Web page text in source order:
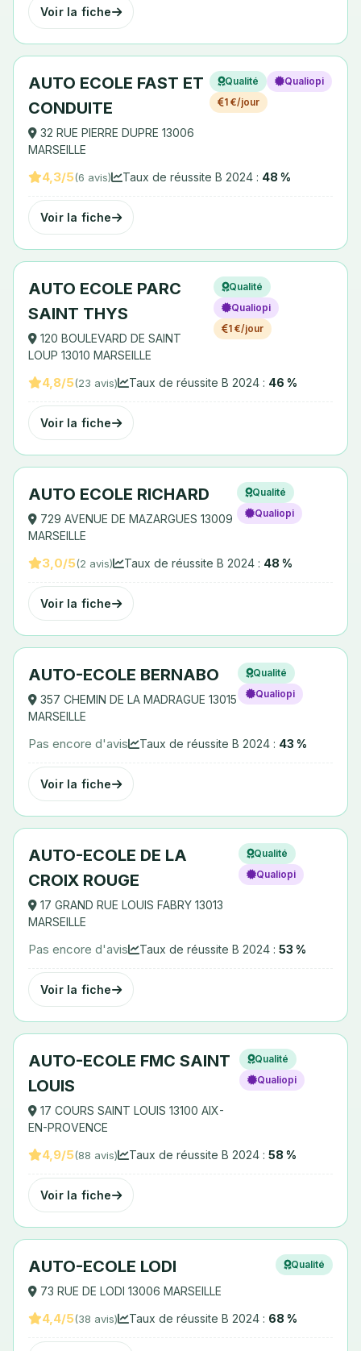
Voir la fiche
AUTO ECOLE FAST ET
CONDUITE
32 RUE PIERRE DUPRE 13006
MARSEILLE
Qualité
Qualiopi
1 €/jour
4,3/5(6 avis) Taux de réussite B 2024 : 48 %
Voir la fiche
AUTO ECOLE PARC
SAINT THYS
120 BOULEVARD DE SAINT
LOUP 13010 MARSEILLE
Qualité
Qualiopi
1 €/jour
4,8/5(23 avis) Taux de réussite B 2024 : 46 %
Voir la fiche
AUTO ECOLE RICHARD
729 AVENUE DE MAZARGUES 13009
MARSEILLE
Qualité
Qualiopi
3,0/5(2 avis) Taux de réussite B 2024 : 48 %
Voir la fiche
AUTO-ECOLE BERNABO
357 CHEMIN DE LA MADRAGUE 13015
MARSEILLE
Qualité
Qualiopi
Pas encore d'avis Taux de réussite B 2024 : 43 %
Voir la fiche
AUTO-ECOLE DE LA
CROIX ROUGE
17 GRAND RUE LOUIS FABRY 13013
MARSEILLE
Qualité
Qualiopi
Pas encore d'avis Taux de réussite B 2024 : 53 %
Voir la fiche
AUTO-ECOLE FMC SAINT
LOUIS
17 COURS SAINT LOUIS 13100 AIX-
EN-PROVENCE
Qualité
Qualiopi
4,9/5(88 avis) Taux de réussite B 2024 : 58 %
Voir la fiche
AUTO-ECOLE LODI
73 RUE DE LODI 13006 MARSEILLE
Qualité
4,4/5(38 avis) Taux de réussite B 2024 : 68 %